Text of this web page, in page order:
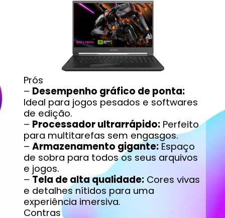
Prós
– Desempenho gráfico de ponta:
Ideal para jogos pesados e softwares
de edição.
– Processador ultrarrápido:Perfeito
para multitarefas sem engasgos.
– Armazenamento gigante:Espaço
de sobra para todos os seus arquivos
e jogos.
– Tela de alta qualidade:Cores vivas
e detalhes nítidos para uma
experiência imersiva.
Contras